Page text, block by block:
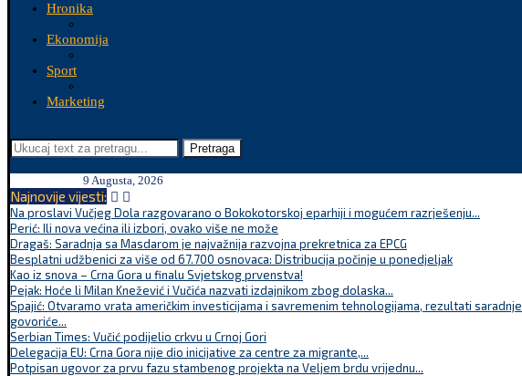
Hronika
Ekonomija
Sport
Marketing
Pretraga
9 Augusta, 2026
Najnovije vijesti:
Na proslavi Vučjeg Dola razgovarano o Bokokotorskoj eparhiji i mogućem razrješenju...
Perić: Ili nova većina ili izbori, ovako više ne može
Dragaš: Saradnja sa Masdarom je najvažnija razvojna prekretnica za EPCG
Besplatni udžbenici za više od 67.700 osnovaca: Distribucija počinje u ponedjeljak
Kao iz snova – Crna Gora u finalu Svjetskog prvenstva!
Pejak: Hoće li Milan Knežević i Vučića nazvati izdajnikom zbog dolaska...
Spajić: Otvaramo vrata američkim investicijama i savremenim tehnologijama, rezultati saradnje
govoriće...
Serbian Times: Vučić podijelio crkvu u Crnoj Gori
Delegacija EU: Crna Gora nije dio inicijative za centre za migrante,...
Potpisan ugovor za prvu fazu stambenog projekta na Veljem brdu vrijednu...